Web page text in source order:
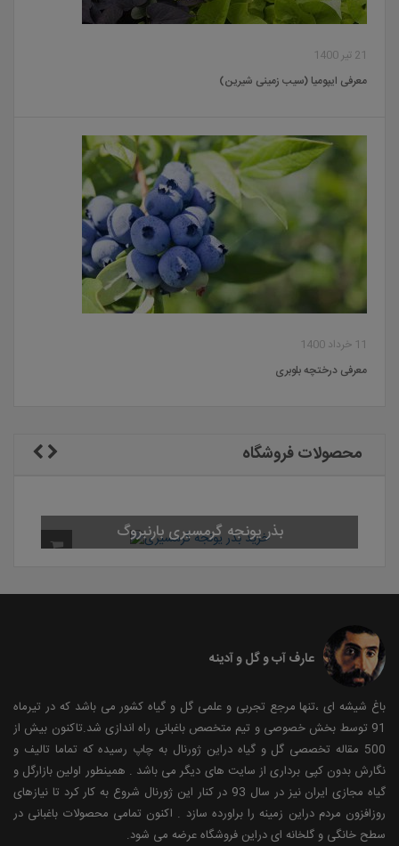
21 تیر 1400
معرفی ایپومیا (سیب زمینی شیرین)
11 خرداد 1400
معرفی درختچه بلوبری
محصولات فروشگاه
بذر یونجه گرمسیری بارنبروگ
عارف آب و گل و آدینه
باغ شیشه ای ،تنها مرجع تجربی و علمی گل و گیاه کشور می باشد که در تیرماه
91 توسط بخش خصوصی و تیم متخصص باغبانی راه اندازی شد.تاکنون بیش از
500 مقاله تخصصی گل و گیاه دراین ژورنال به چاپ رسیده که تماما تالیف و
نگارش بدون کپی برداری از سایت های دیگر می باشد . همینطور اولین بازارگل و
گیاه مجازی ایران نیز در سال 93 در کنار این ژورنال شروع به کار کرد تا نیازهای
روزافزون مردم دراین زمینه را براورده سازد . اکنون تمامی محصولات باغبانی در
سطح خانگی و گلخانه ای دراین فروشگاه عرضه می شود.